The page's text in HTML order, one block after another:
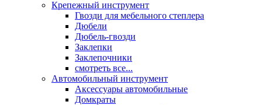
Крепежный инструмент
Гвозди для мебельного степлера
Дюбели
Дюбель-гвозди
Заклепки
Заклепочники
смотреть все...
Автомобильный инструмент
Аксессуары автомобильные
Домкраты